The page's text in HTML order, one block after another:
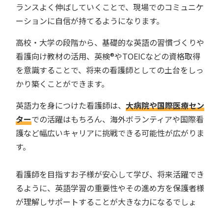
ランスよく伸ばしていくことで、現場でのコミュニケ
ーションに自信が持てるようになります。
高校・大学の段階から、基礎的な英語の習慣づくりや
看護向け教材の活用、英検®やTOEICなどの資格取得
を意識することで、将来の看護師としての土台をしっ
かり築くことができます。
英語力を身につけた看護師は、 大病院や国際医療セン
ターでの活躍はもちろん、海外ボランティアや国際看
護など幅広いキャリアに挑戦できる可能性が広がりま
す。
看護師を目指すお子様が安心して学び、将来活躍でき
るように、英語学習の重要性やその進め方を保護者様
が理解しサポートすることが大きな力になるでしょ